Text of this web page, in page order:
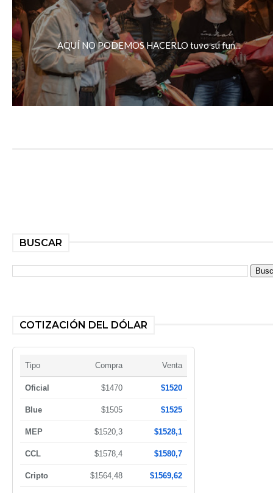
AQUÍ NO PODEMOS HACERLO tuvo su fun...
BUSCAR
COTIZACIÓN DEL DÓLAR
Tipo Compra Venta
Oficial $1470 $1520
Blue $1505 $1525
MEP $1520,3 $1528,1
CCL $1578,4 $1580,7
Cripto $1564,48 $1569,62